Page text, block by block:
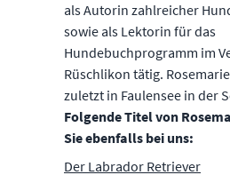
als Autorin zahlreicher
sowie als Lektorin für das
Hundebuchprogramm im
Rüschlikon tätig.
zuletzt in Faulensee in der
Folgende Titel von
Sie ebenfalls bei uns:
Der Labrador Retriever